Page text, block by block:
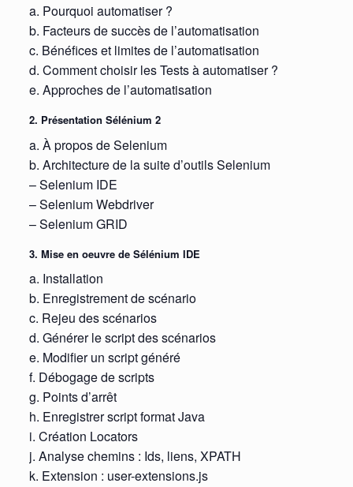
a. Pourquoi automatiser ?
b. Facteurs de succès de l’automatisation
c. Bénéfices et limites de l’automatisation
d. Comment choisir les Tests à automatiser ?
e. Approches de l’automatisation
2. Présentation Sélénium 2
a. À propos de Selenium
b. Architecture de la suite d’outils Selenium
– Selenium IDE
– Selenium Webdriver
– Selenium GRID
3. Mise en oeuvre de Sélénium IDE
a. Installation
b. Enregistrement de scénario
c. Rejeu des scénarios
d. Générer le script des scénarios
e. Modifier un script généré
f. Débogage de scripts
g. Points d’arrêt
h. Enregistrer script format Java
i. Création Locators
j. Analyse chemins : Ids, liens, XPATH
k. Extension : user-extensions.js